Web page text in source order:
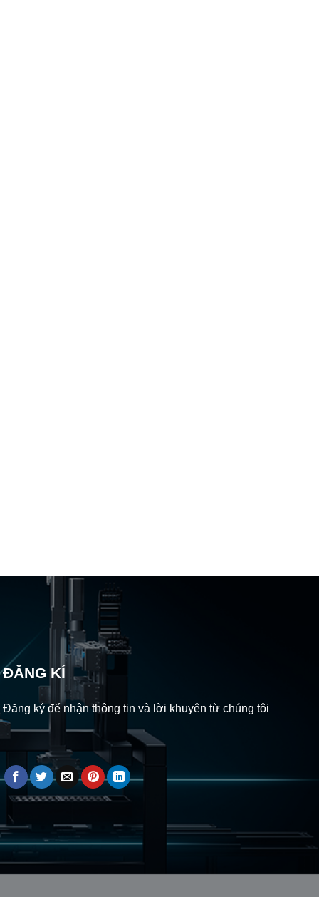
ĐĂNG KÍ
Đăng ký để nhận thông tin và lời khuyên từ chúng tôi